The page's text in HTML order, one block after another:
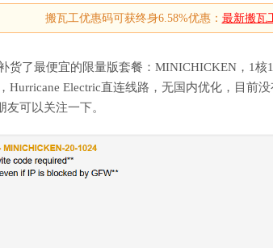
搬瓦工优惠码可获终身6.58%优惠： 最新搬瓦
货了最便宜的限量版套餐：MINICHICKEN，1核
Hurricane Electric直连线路，无国内优化，目前
友可以关注一下。